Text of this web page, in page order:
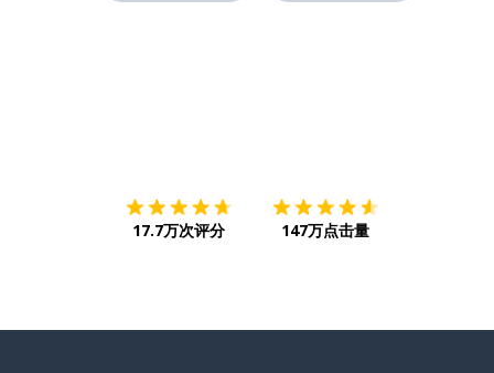
17.7万次评分 147万点击量